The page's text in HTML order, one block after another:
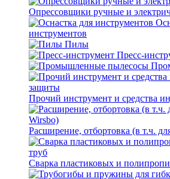
Опрессовщики ручные и
инструментов
Пилы
Пресс-
Прочий инструмент и средства
Расширение, отбортовка (в т.ч.
Сварка пластиковых и